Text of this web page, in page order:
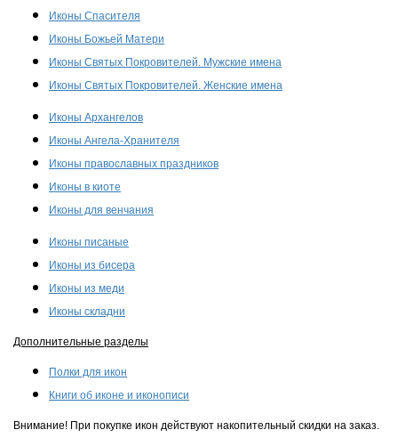
Иконы Спасителя
Иконы Божьей Матери
Иконы Святых Покровителей. Мужские имена
Иконы Святых Покровителей. Женские имена
Иконы Архангелов
Иконы Ангела-Хранителя
Иконы православных праздников
Иконы в киоте
Иконы для венчания
Иконы писаные
Иконы из бисера
Иконы из меди
Иконы складни
Дополнительные разделы
Полки для икон
Книги об иконе и иконописи
Внимание! При покупке икон действуют накопительный скидки на заказ.